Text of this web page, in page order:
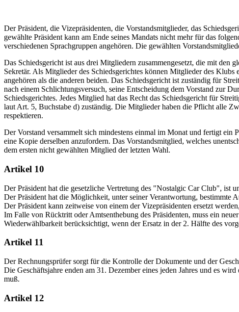
Der Präsident, die Vizepräsidenten, die Vorstandsmitglieder, das
gewählte Präsident kann am Ende seines Mandats nicht mehr für das
verschiedenen Sprachgruppen angehören. Die gewählten
Das Schiedsgericht ist aus drei Mitgliedern zusammengesetzt, die mit den
Sekretär. Als Mitglieder des Schiedsgerichtes können Mitglieder des
angehören als die anderen beiden. Das Schiedsgericht ist zuständig für
nach einem Schlichtungsversuch, seine Entscheidung dem Vorstand zur
Schiedsgerichtes. Jedes Mitglied hat das Recht das Schiedsgericht für
laut Art. 5, Buchstabe d) zuständig. Die Mitglieder haben die Pflicht alle
respektieren.
Der Vorstand versammelt sich mindestens einmal im Monat und fertigt ein
eine Kopie derselben anzufordern. Das Vorstandsmitglied, welches
dem ersten nicht gewählten Mitglied der letzten Wahl.
Artikel 10
Der Präsident hat die gesetzliche Vertretung des "Nostalgic Car Club", ist
Der Präsident hat die Möglichkeit, unter seiner Verantwortung, bestimmte
Der Präsident kann zeitweise von einem der Vizepräsidenten ersetzt
Im Falle von Rücktritt oder Amtsenthebung des Präsidenten, muss ein
Wiederwählbarkeit berücksichtigt, wenn der Ersatz in der 2. Hälfte des
Artikel 11
Der Rechnungsprüfer sorgt für die Kontrolle der Dokumente und der
Die Geschäftsjahre enden am 31. Dezember eines jeden Jahres und es
muß.
Artikel 12